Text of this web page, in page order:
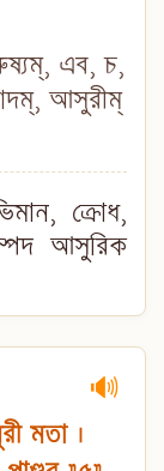
এব, চ,
আসুরীম্
ক্রোধ,
আসুরিক
🔊
মতা ।